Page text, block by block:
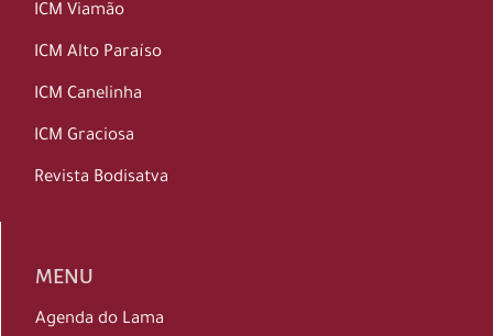
ICM Viamão
ICM Alto Paraíso
ICM Canelinha
ICM Graciosa
Revista Bodisatva
MENU
Agenda do Lama